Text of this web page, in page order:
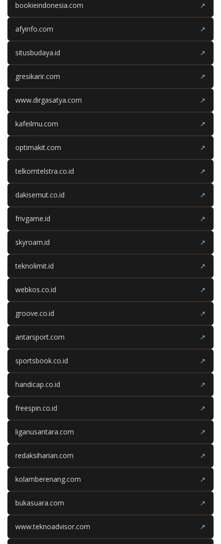
bookieindonesia.com ↗
afyinfo.com ↗
situsbudaya.id ↗
gresikarir.com ↗
www.dirgasatya.com ↗
kafeilmu.com ↗
optimakit.com ↗
telkomtelstra.co.id ↗
dakisemut.co.id ↗
frivgame.id ↗
skyroam.id ↗
teknolimit.id ↗
webkos.co.id ↗
groove.co.id ↗
antarsport.com ↗
sportsbook.co.id ↗
handicap.co.id ↗
freespin.co.id ↗
liganusantara.com ↗
redaksiharian.com ↗
kolamberenang.com ↗
bukasuara.com ↗
www.teknoadvisor.com ↗